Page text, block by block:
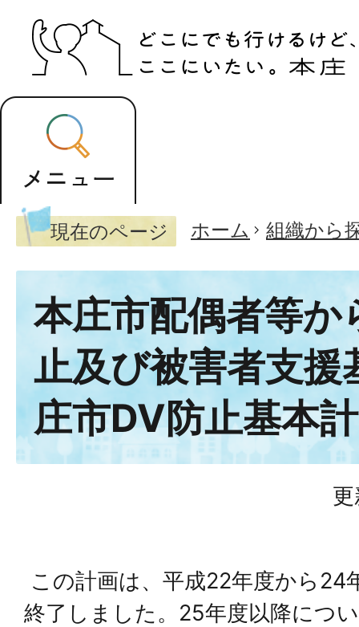
現在のページ ホーム 組織から
本庄市配偶者等か
止及び被害者支援
庄市DV防止基本
この計画は、平成22年度から24
終了しました。25年度以降につ